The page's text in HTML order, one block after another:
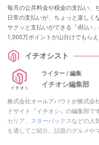
毎月の公共料金や税金の支払い、
日常の支払いが、ちょっと楽しく
サクッと支払いができる「d払い
1,000万ポイントが山分けでもら
は“支払いついでにおトク”をしっ
イチオシスト
ライター / 編集
イチオシ編集部
株式会社オールアバウトが株式会
ドサイト『イチオシ』の編集部です
セリア、 スターバックスなどの人
を通してご紹介。話題のグルメや